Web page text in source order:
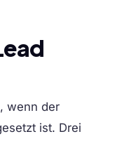
wenn der
ist. Drei